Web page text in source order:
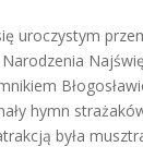
uroczystym
hymn
była